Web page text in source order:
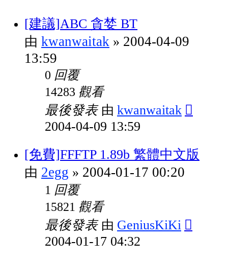
[建議]ABC 貪婪 BT
由 kwanwaitak » 2004-04-09
13:59
0 回覆
14283 觀看
最後發表 由 kwanwaitak
2004-04-09 13:59
[免費]FFFTP 1.89b 繁體中文版
由 2egg » 2004-01-17 00:20
1 回覆
15821 觀看
最後發表 由 GeniusKiKi
2004-01-17 04:32